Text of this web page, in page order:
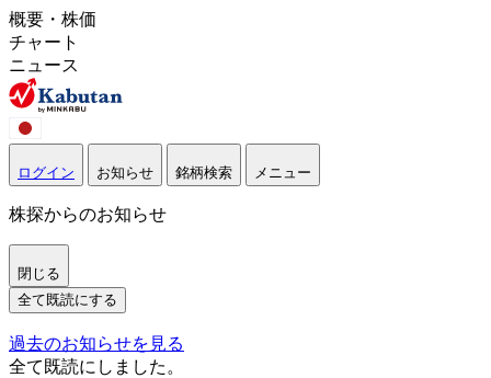
概要・株価
チャート
ニュース
ログイン お知らせ 銘柄検索 メニュー
株探からのお知らせ
閉じる
全て既読にする
過去のお知らせを見る
全て既読にしました。